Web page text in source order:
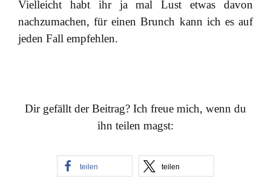
Vielleicht habt ihr ja mal Lust etwas davon
nachzumachen, für einen Brunch kann ich es auf
jeden Fall empfehlen.
Dir gefällt der Beitrag? Ich freue mich, wenn du
ihn teilen magst:
teilen teilen